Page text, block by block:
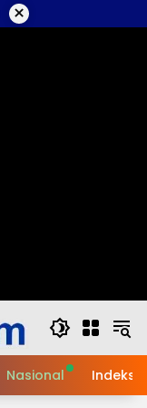
×
Nasional Indeks